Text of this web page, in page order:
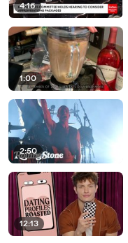
4:16
1:00
2:50
12:13